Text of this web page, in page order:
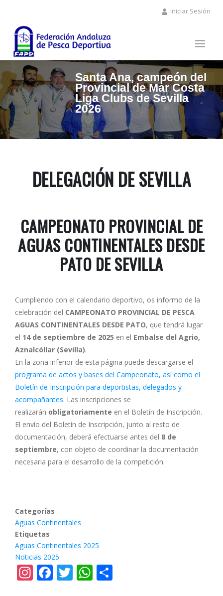
contenido
principal
Iniciar Sesión
Santa Ana, campeón del
Provincial de Mar Costa
Liga Clubs de Sevilla
2026
DELEGACIÓN DE SEVILLA
CAMPEONATO PROVINCIAL DE
AGUAS CONTINENTALES DESDE
PATO DE SEVILLA
Cumpliendo con el calendario deportivo, os informo de la
celebración del CAMPEONATO PROVINCIAL DE PESCA
AGUAS CONTINENTALES DESDE PATO, que tendrá lugar
el 14 de septiembre de 2025 en el Embalse del Agrio,
Aznalcóllar (Sevilla).
En la zona inferior de esta página puede descargarse el
programa de actos y bases del Campeonato, así como el
Boletín de Inscripción para deportistas, delegados y
acompañantes. Las inscripciones se
realizarán obligatoriamente en el Boletín de Inscripción.
El envío del Boletín de Inscripción, junto al resto de
documentación, deberá efectuarse antes del 8 de
septiembre, con objeto de coordinar la documentación
necesaria para el desarrollo de la competición.
Categorías
Aguas Continentales
Etiquetas
Aguas Continentales 2025
Noticias 2025
Instagram
Facebook
TwitterWhatsApp